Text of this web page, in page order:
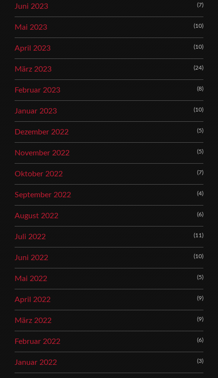
Juni 2023 (7)
Mai 2023 (10)
April 2023 (10)
März 2023 (24)
Februar 2023 (8)
Januar 2023 (10)
Dezember 2022 (5)
November 2022 (5)
Oktober 2022 (7)
September 2022 (4)
August 2022 (6)
Juli 2022 (11)
Juni 2022 (10)
Mai 2022 (5)
April 2022 (9)
März 2022 (9)
Februar 2022 (6)
Januar 2022 (3)